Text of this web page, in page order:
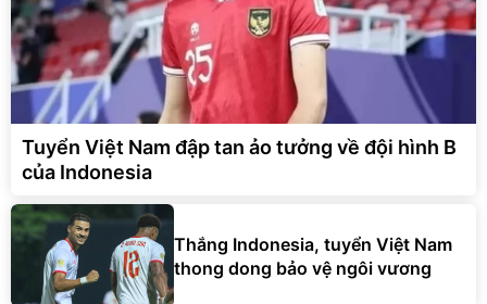
Tuyển Việt Nam đập tan ảo tưởng về đội hình B
của Indonesia
Thắng Indonesia, tuyển Việt Nam
thong dong bảo vệ ngôi vương